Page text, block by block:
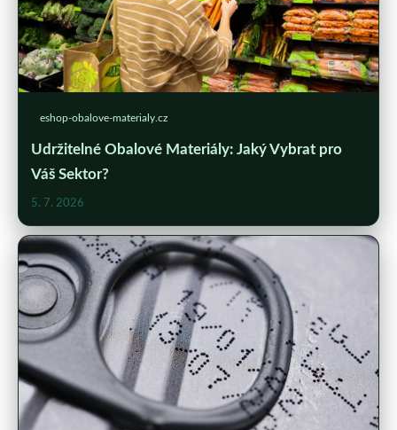
eshop-obalove-materialy.cz
Udržitelné Obalové Materiály: Jaký Vybrat pro
Váš Sektor?
5. 7. 2026